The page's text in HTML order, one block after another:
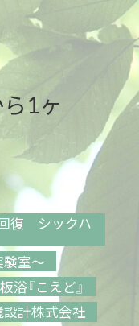
1ヶ
復 シックハ
室～
浴『こえど』
計株式会社